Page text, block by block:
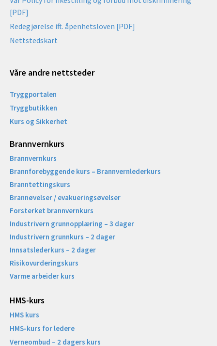
[PDF]
Redegjørelse ift. åpenhetsloven [PDF]
Nettstedskart
Våre andre nettsteder
Tryggportalen
Tryggbutikken
Kurs og Sikkerhet
Brannvernkurs
Brannvernkurs
Brannforebyggende kurs – Brannvernlederkurs
Branntettingskurs
Brannøvelser / evakueringsøvelser
Forsterket brannvernkurs
Industrivern grunnopplæring – 3 dager
Industrivern grunnkurs – 2 dager
Innsatslederkurs – 2 dager
Risikovurderingskurs
Varme arbeider kurs
HMS-kurs
HMS kurs
HMS-kurs for ledere
Verneombud – 2 dagers kurs